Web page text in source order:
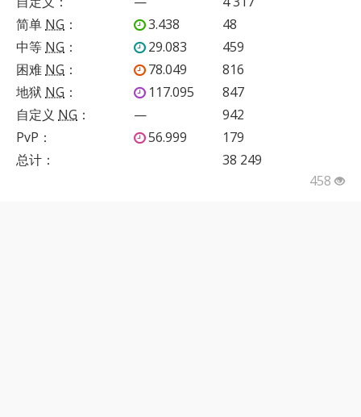
简单 NG ： 3.438
48
中等 NG ： 29.083
459
困难 NG ： 78.049
816
地狱 NG ： 117.095
847
自定义 NG ： —
942
PvP ： 56.999
179
总计：
38 249
458